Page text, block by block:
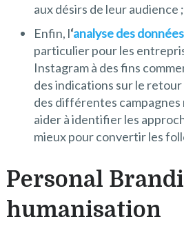
aux désirs de leur audience ;
Enfin, l‘analyse des
particulier pour les
Instagram à des fins
des indications sur le
des différentes campagnes
aider à identifier les
mieux pour convertir les
Personal
humanisation